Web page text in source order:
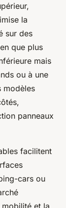
la
sur des
que plus
mais
ou à une
modèles
panneaux
facilitent
cars ou
mobilité et la